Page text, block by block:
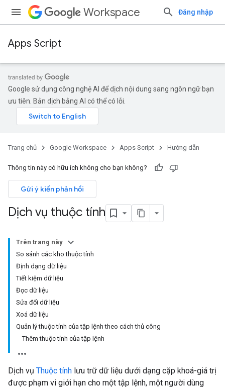
Workspace Đăng nhập
Apps Script
Google sử dụng công nghệ AI để dịch nội dung sang ngôn ngữ bạn
ưu tiên. Bản dịch bằng AI có thể có lỗi.
Trang chủ Google Workspace Apps Script Hướng dẫn
Thông tin này có hữu ích không cho bạn không?
Gửi ý kiến phản hồi
Dịch vụ thuộc tính
Trên trang này
So sánh các kho thuộc tính
Định dạng dữ liệu
Tiết kiệm dữ liệu
Đọc dữ liệu
Sửa đổi dữ liệu
Xoá dữ liệu
Quản lý thuộc tính của tập lệnh theo cách thủ công
Thêm thuộc tính của tập lệnh
Dịch vụ Thuộc tính lưu trữ dữ liệu dưới dạng cặp khoá-giá trị
được phạm vi giới hạn cho một tập lệnh, một người dùng